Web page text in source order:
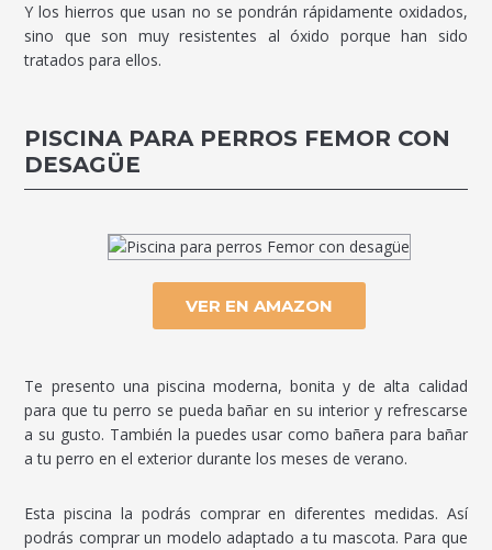
Y los hierros que usan no se pondrán rápidamente oxidados,
sino que son muy resistentes al óxido porque han sido
tratados para ellos.
PISCINA PARA PERROS FEMOR CON
DESAGÜE
VER EN AMAZON
Te presento una piscina moderna, bonita y de alta calidad
para que tu perro se pueda bañar en su interior y refrescarse
a su gusto. También la puedes usar como bañera para bañar
a tu perro en el exterior durante los meses de verano.
Esta piscina la podrás comprar en diferentes medidas. Así
podrás comprar un modelo adaptado a tu mascota. Para que